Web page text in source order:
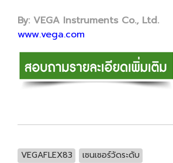
By: VEGA Instruments Co., Ltd.
www.vega.com
VEGAFLEX83
เซนเซอร์วัดระดับ